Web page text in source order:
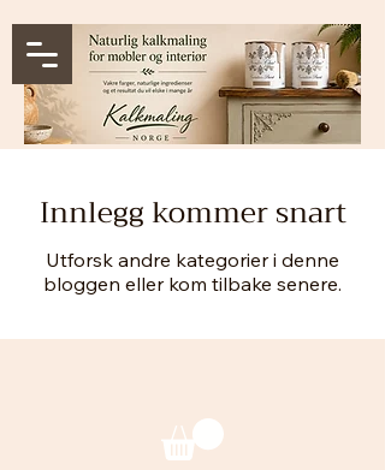
Innlegg kommer snart
Utforsk andre kategorier i denne
bloggen eller kom tilbake senere.